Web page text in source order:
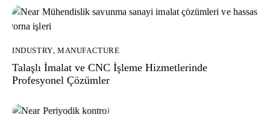
INDUSTRY ,MANUFACTURE
Talaşlı İmalat ve CNC İşleme Hizmetlerinde
Profesyonel Çözümler